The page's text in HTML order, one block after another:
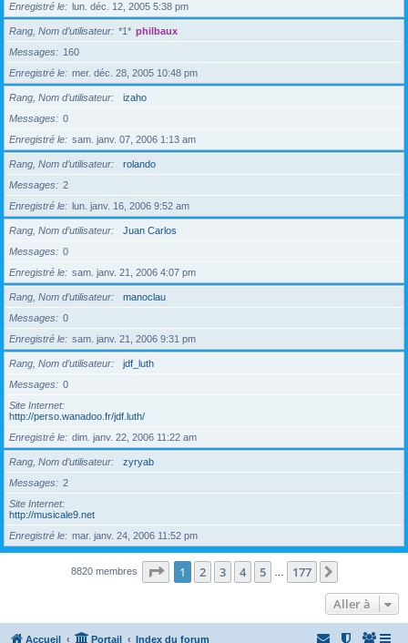
Enregistré le
lun. déc. 12, 2005 5:38 pm
Rang, Nom d’utilisateur *1* philbaux
Messages
160
Enregistré le
mer. déc. 28, 2005 10:48 pm
Rang, Nom d’utilisateur
izaho
Messages
0
Enregistré le
sam. janv. 07, 2006 1:13 am
Rang, Nom d’utilisateur
rolando
Messages
2
Enregistré le
lun. janv. 16, 2006 9:52 am
Rang, Nom d’utilisateur
Juan Carlos
Messages
0
Enregistré le
sam. janv. 21, 2006 4:07 pm
Rang, Nom d’utilisateur
manoclau
Messages
0
Enregistré le
sam. janv. 21, 2006 9:31 pm
Rang, Nom d’utilisateur
jdf_luth
Messages
0
Site Internet
http://perso.wanadoo.fr/jdf.luth/
Enregistré le
dim. janv. 22, 2006 11:22 am
Rang, Nom d’utilisateur
zyryab
Messages
2
Site Internet
http://musicale9.net
Enregistré le
mar. janv. 24, 2006 11:52 pm
8820 membres Page 1sur177
1 2 3 4 5 177
Aller à
Accueil Portail Index du forum